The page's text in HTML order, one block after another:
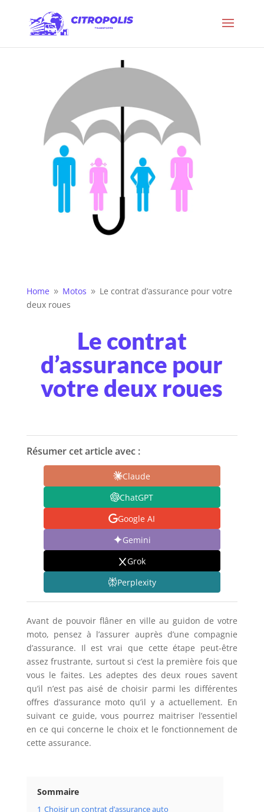
Home 9 Motos 9 Le contrat d’assurance pour votre
deux roues
Le contrat
d’assurance pour
votre deux roues
Résumer cet article avec :
Claude
ChatGPT
Google AI
Gemini
Grok
Perplexity
Avant de pouvoir flâner en ville au guidon de votre
moto, pensez à l’assurer auprès d’une compagnie
d’assurance. Il est vrai que cette étape peut-être
assez frustrante, surtout si c’est la première fois que
vous le faites. Les adeptes des deux roues savent
qu’il n’est pas aisé de choisir parmi les différentes
offres d’assurance moto qu’il y a actuellement. En
suivant ce guide, vous pourrez maitriser l’essentiel
en ce qui concerne le choix et le fonctionnement de
cette assurance.
Sommaire
1 Choisir un contrat d’assurance auto